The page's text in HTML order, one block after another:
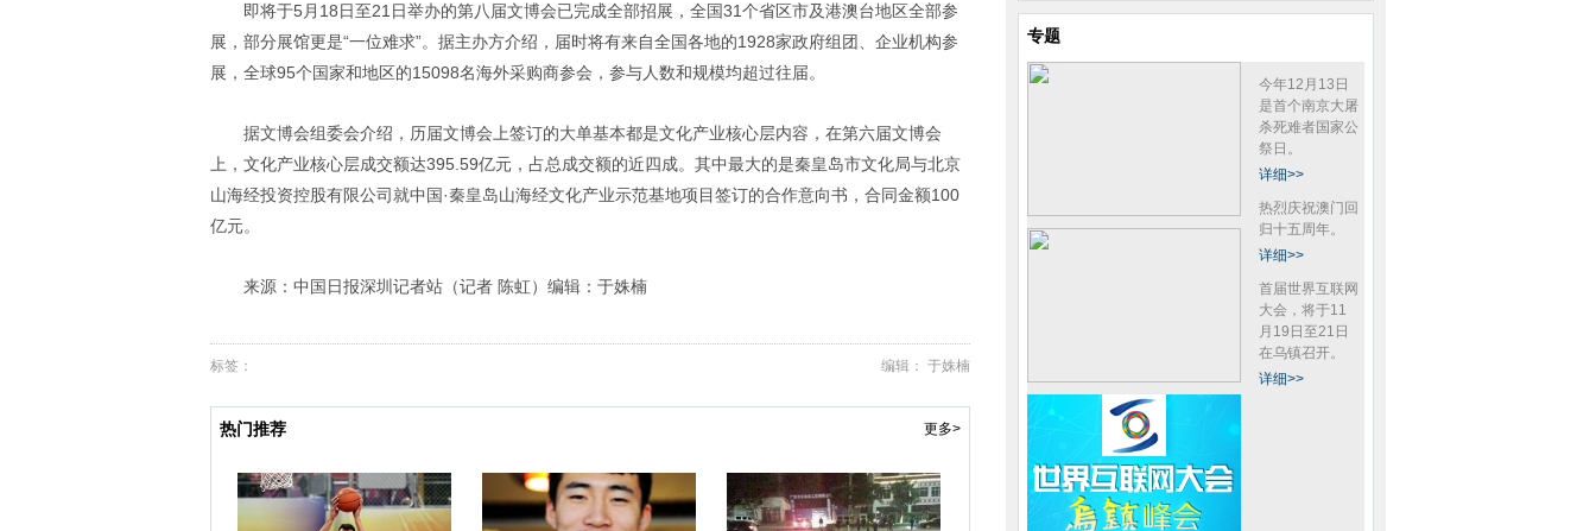
即将于5月18日至21日举办的第八届文博会已完成全部招展，全国31个省区市及港澳台地区全部参
展，部分展馆更是“一位难求”。据主办方介绍，届时将有来自全国各地的1928家政府组团、企业机构参
展，全球95个国家和地区的15098名海外采购商参会，参与人数和规模均超过往届。
据文博会组委会介绍，历届文博会上签订的大单基本都是文化产业核心层内容，在第六届文博会
上，文化产业核心层成交额达395.59亿元，占总成交额的近四成。其中最大的是秦皇岛市文化局与北京
山海经投资控股有限公司就中国·秦皇岛山海经文化产业示范基地项目签订的合作意向书，合同金额100
亿元。
来源：中国日报深圳记者站（记者 陈虹）编辑：于姝楠
编辑： 于姝楠
标签：
热门推荐 更多>
专题
今年12月13日
是首个南京大屠
杀死难者国家公
祭日。
详细>>
热烈庆祝澳门回
归十五周年。
详细>>
首届世界互联网
大会，将于11
月19日至21日
在乌镇召开。
详细>>